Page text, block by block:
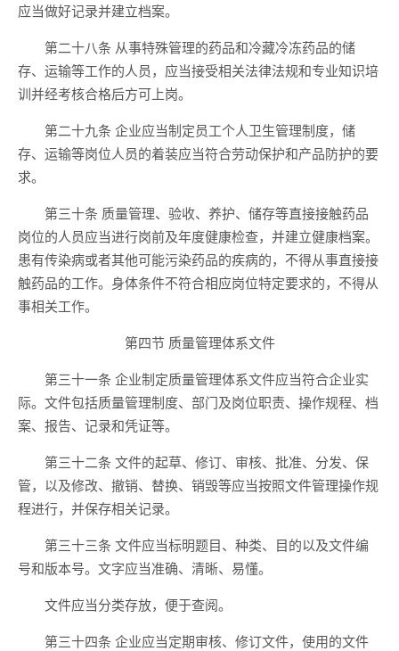
应当做好记录并建立档案。
第二十八条 从事特殊管理的药品和冷藏冷冻药品的储
存、运输等工作的人员，应当接受相关法律法规和专业知识培
训并经考核合格后方可上岗。
第二十九条 企业应当制定员工个人卫生管理制度，储
存、运输等岗位人员的着装应当符合劳动保护和产品防护的要
求。
第三十条 质量管理、验收、养护、储存等直接接触药品
岗位的人员应当进行岗前及年度健康检查，并建立健康档案。
患有传染病或者其他可能污染药品的疾病的，不得从事直接接
触药品的工作。身体条件不符合相应岗位特定要求的，不得从
事相关工作。
第四节 质量管理体系文件
第三十一条 企业制定质量管理体系文件应当符合企业实
际。文件包括质量管理制度、部门及岗位职责、操作规程、档
案、报告、记录和凭证等。
第三十二条 文件的起草、修订、审核、批准、分发、保
管，以及修改、撤销、替换、销毁等应当按照文件管理操作规
程进行，并保存相关记录。
第三十三条 文件应当标明题目、种类、目的以及文件编
号和版本号。文字应当准确、清晰、易懂。
文件应当分类存放，便于查阅。
第三十四条 企业应当定期审核、修订文件，使用的文件